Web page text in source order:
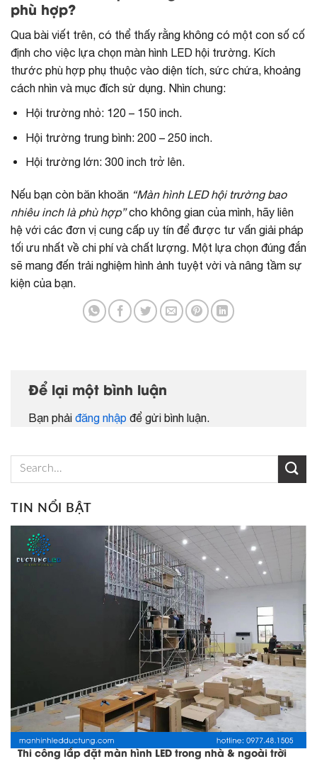
phù hợp?
Qua bài viết trên, có thể thấy rằng không có một con số cố
định cho việc lựa chọn màn hình LED hội trường. Kích
thước phù hợp phụ thuộc vào diện tích, sức chứa, khoảng
cách nhìn và mục đích sử dụng. Nhìn chung:
Hội trường nhỏ: 120 – 150 inch.
Hội trường trung bình: 200 – 250 inch.
Hội trường lớn: 300 inch trở lên.
Nếu bạn còn băn khoăn “Màn hình LED hội trường bao
nhiêu inch là phù hợp”cho không gian của mình, hãy liên
hệ với các đơn vị cung cấp uy tín để được tư vấn giải pháp
tối ưu nhất về chi phí và chất lượng. Một lựa chọn đúng đắn
sẽ mang đến trải nghiệm hình ảnh tuyệt vời và nâng tầm sự
kiện của bạn.
Để lại một bình luận
Bạn phải đăng nhập để gửi bình luận.
TIN NỔI BẬT
Thi công lắp đặt màn hình LED trong nhà & ngoài trời